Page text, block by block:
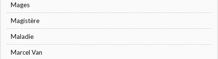
Mages
Magistère
Maladie
Marcel Van